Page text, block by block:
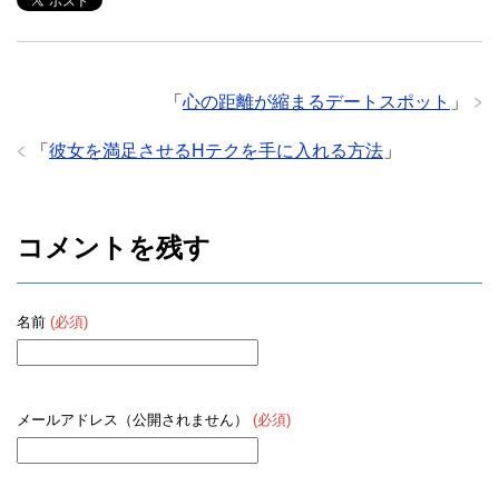
「 心の距離が縮まるデートスポット 」
「 彼女を満足させるHテクを手に入れる方法 」
コメントを残す
名前 (必須)
メールアドレス（公開されません） (必須)